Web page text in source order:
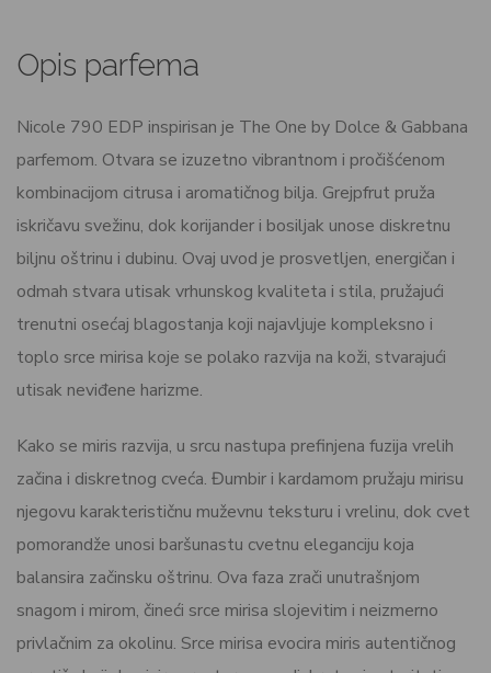
Opis parfema
Nicole 790 EDP inspirisan je The One by Dolce & Gabbana
parfemom. Otvara se izuzetno vibrantnom i pročišćenom
kombinacijom citrusa i aromatičnog bilja. Grejpfrut pruža
iskričavu svežinu, dok korijander i bosiljak unose diskretnu
biljnu oštrinu i dubinu. Ovaj uvod je prosvetljen, energičan i
odmah stvara utisak vrhunskog kvaliteta i stila, pružajući
trenutni osećaj blagostanja koji najavljuje kompleksno i
toplo srce mirisa koje se polako razvija na koži, stvarajući
utisak neviđene harizme.
Kako se miris razvija, u srcu nastupa prefinjena fuzija vrelih
začina i diskretnog cveća. Đumbir i kardamom pružaju mirisu
njegovu karakterističnu muževnu teksturu i vrelinu, dok cvet
pomorandže unosi baršunastu cvetnu eleganciju koja
balansira začinsku oštrinu. Ova faza zrači unutrašnjom
snagom i mirom, čineći srce mirisa slojevitim i neizmerno
privlačnim za okolinu. Srce mirisa evocira miris autentičnog